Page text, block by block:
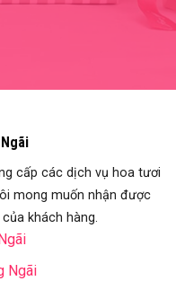
cấp các dịch vụ hoa tươi
mong muốn nhận được
khách hàng.
Ngãi